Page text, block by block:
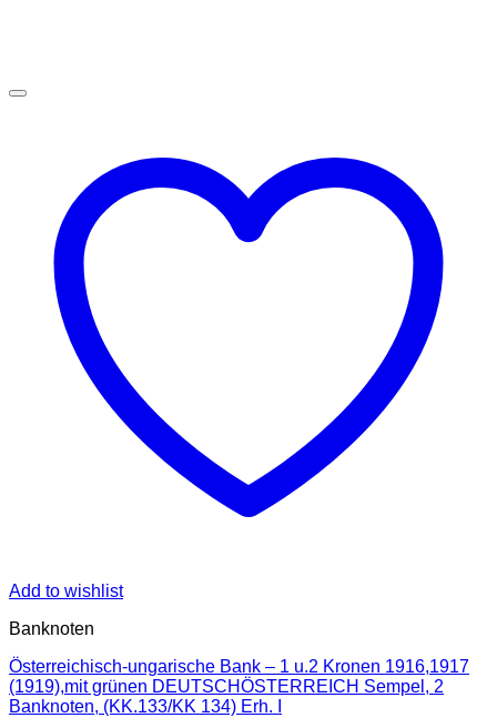
Add to wishlist
Banknoten
Österreichisch-ungarische Bank – 1 u.2 Kronen 1916,1917
(1919),mit grünen DEUTSCHÖSTERREICH Sempel, 2
Banknoten, (KK.133/KK 134) Erh. I